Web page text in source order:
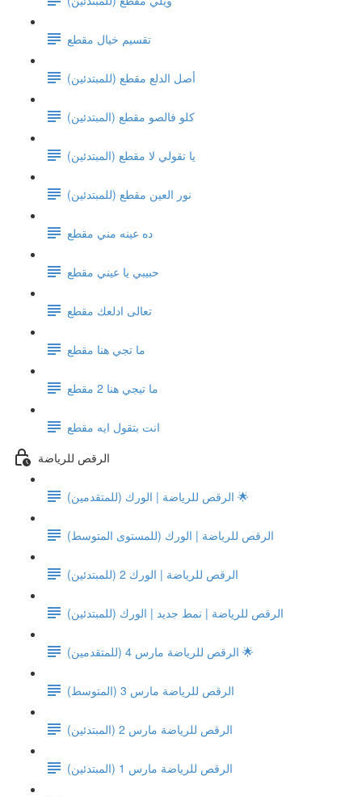
تقسيم خيال مقطع
(أصل الدلع مقطع (للمبتدئين
كلو فالصو مقطع (المبتدئين)
يا تقولي لا مقطع (المبتدئين)
نور العين مقطع (للمبتدئين)
ده عينه مني مقطع
حبيبي يا عيني مقطع
تعالى ادلعك مقطع
ما تجي هنا مقطع
ما تيجي هنا 2 مقطع
انت بتقول ايه مقطع
الرقص للرياضة
الرقص للرياضة | الورك (للمتقدمين) 🌟
الرقص للرياضة | الورك (للمستوى المتوسط)
الرقص للرياضة | الورك 2 (للمبتدئين)
الرقص للرياضة | نمط جديد | الورك (للمبتدئين)
الرقص للرياضة مارس 4 (للمتقدمين) 🌟
الرقص للرياضة مارس 3 (المتوسط)
الرقص للرياضة مارس 2 (المبتدئين)
الرقص للرياضة مارس 1 (المبتدئين)